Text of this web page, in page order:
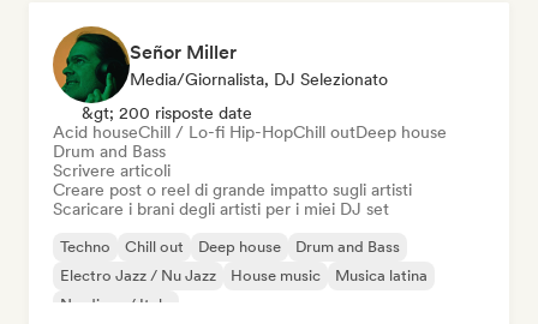
Señor Miller
Media/Giornalista, DJ Selezionato
&gt; 200 risposte date
Acid houseChill / Lo-fi Hip-HopChill outDeep house
Drum and Bass
Scrivere articoli
Creare post o reel di grande impatto sugli artisti
Scaricare i brani degli artisti per i miei DJ set
Techno Chill out Deep house
Drum and Bass
Electro Jazz / Nu Jazz
House music
Musica latina
Nu-disco / Italo